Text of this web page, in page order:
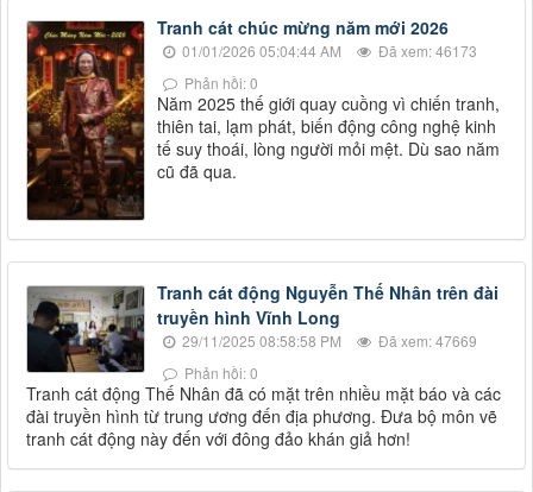
Tranh cát chúc mừng năm mới 2026
01/01/2026 05:04:44 AM
Đã xem: 46173
Phản hồi: 0
Năm 2025 thế giới quay cuồng vì chiến tranh,
thiên tai, lạm phát, biến động công nghệ kinh
tế suy thoái, lòng người mỏi mệt. Dù sao năm
cũ đã qua.
Tranh cát động Nguyễn Thế Nhân trên đài
truyền hình Vĩnh Long
29/11/2025 08:58:58 PM
Đã xem: 47669
Phản hồi: 0
Tranh cát động Thế Nhân đã có mặt trên nhiều mặt báo và các
đài truyền hình từ trung ương đến địa phương. Đưa bộ môn vẽ
tranh cát động này đến với đông đảo khán giả hơn!